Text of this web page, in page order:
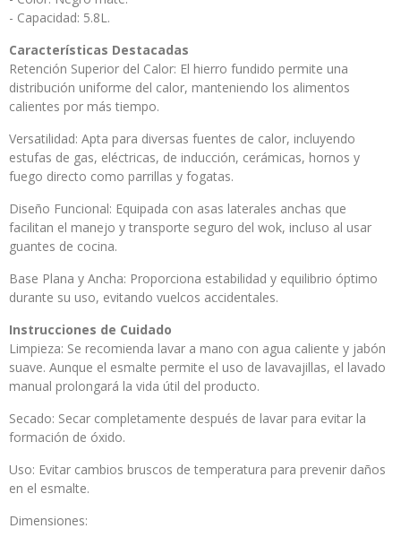
- Capacidad: 5.8L.​
Características Destacadas
Retención Superior del Calor: El hierro fundido permite una
distribución uniforme del calor, manteniendo los alimentos
calientes por más tiempo.​
Versatilidad: Apta para diversas fuentes de calor, incluyendo
estufas de gas, eléctricas, de inducción, cerámicas, hornos y
fuego directo como parrillas y fogatas.​
Diseño Funcional: Equipada con asas laterales anchas que
facilitan el manejo y transporte seguro del wok, incluso al usar
guantes de cocina.
Base Plana y Ancha: Proporciona estabilidad y equilibrio óptimo
durante su uso, evitando vuelcos accidentales.
Instrucciones de Cuidado
Limpieza: Se recomienda lavar a mano con agua caliente y jabón
suave. Aunque el esmalte permite el uso de lavavajillas, el lavado
manual prolongará la vida útil del producto.​
Secado: Secar completamente después de lavar para evitar la
formación de óxido.​
Uso: Evitar cambios bruscos de temperatura para prevenir daños
en el esmalte.
Dimensiones: